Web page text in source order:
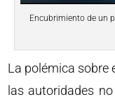
Encubrimiento de un
La polémica sobre
las autoridades